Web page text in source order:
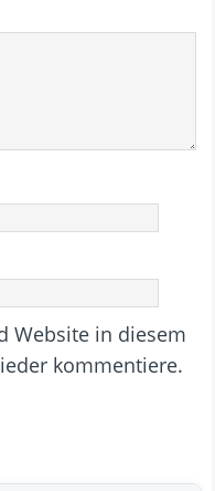
Website in diesem
kommentiere.